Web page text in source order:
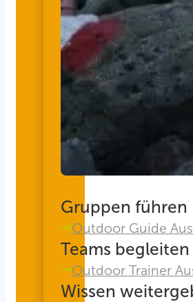
Gruppen führen
Outdoor Guide
Teams begleiten
Outdoor Trainer
Wissen